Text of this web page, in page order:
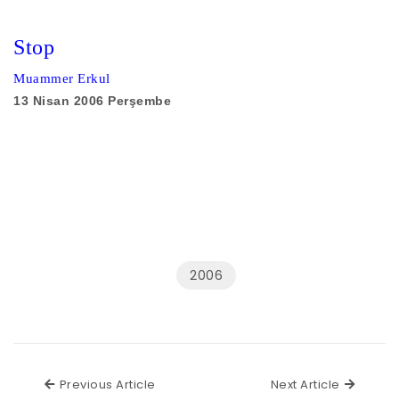
Stop
Muammer Erkul
13 Nisan 2006 Perşembe
2006
Previous Article Next Article Next